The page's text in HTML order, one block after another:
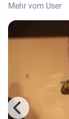
Mehr vom User